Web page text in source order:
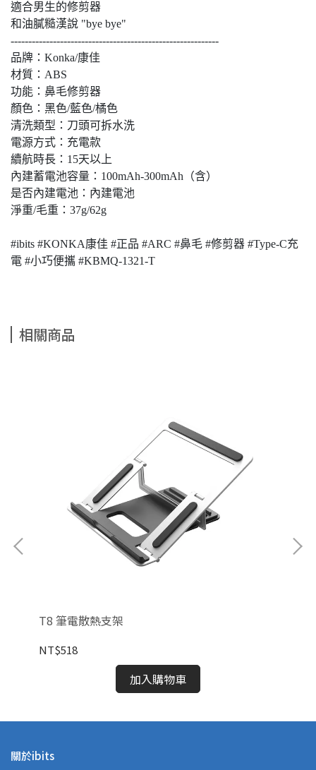
適合男生的修剪器
和油膩糙漢說 "bye bye"
-----------------------------------------------------------
品牌：Konka/康佳
材質：ABS
功能：鼻毛修剪器
顏色：黑色/藍色/橘色
清洗類型：刀頭可拆水洗
電源方式：充電款
續航時長：15天以上
內建蓄電池容量：100mAh-300mAh（含）
是否內建電池：內建電池
淨重/毛重：37g/62g
#ibits #KONKA康佳 #正品 #ARC #鼻毛 #修剪器 #Type-C充
電 #小巧便攜 #KBMQ-1321-T
相關商品
T8 筆電散熱支架
NT$518
加入購物車
關於ibits